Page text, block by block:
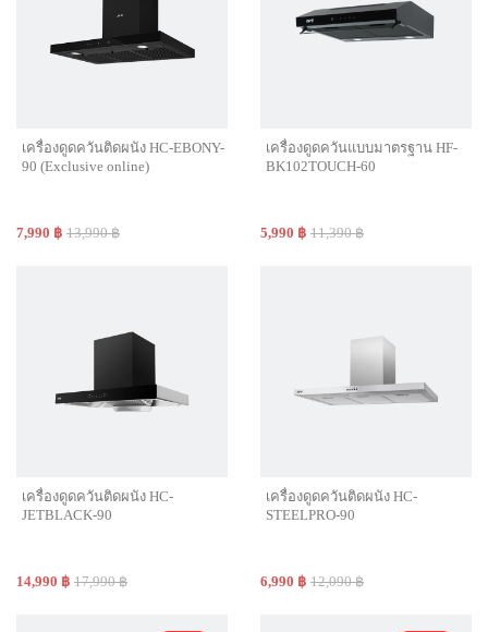
เครื่องดูดควันติดผนัง HC-EBONY-
90 (Exclusive online)
7,990 ฿ 13,990 ฿
เครื่องดูดควันแบบมาตรฐาน HF-
BK102TOUCH-60
5,990 ฿ 11,390 ฿
เครื่องดูดควันติดผนัง HC-
JETBLACK-90
14,990 ฿ 17,990 ฿
เครื่องดูดควันติดผนัง HC-
STEELPRO-90
6,990 ฿ 12,090 ฿